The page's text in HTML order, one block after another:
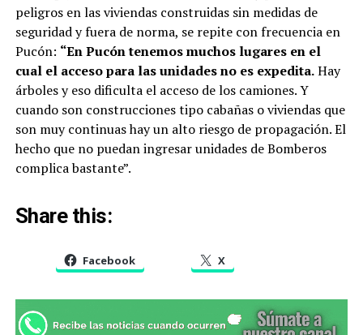
peligros en las viviendas construidas sin medidas de
seguridad y fuera de norma, se repite con frecuencia en
Pucón: “En Pucón tenemos muchos lugares en el
cual el acceso para las unidades no es expedita.Hay
árboles y eso dificulta el acceso de los camiones. Y
cuando son construcciones tipo cabañas o viviendas que
son muy continuas hay un alto riesgo de propagación. El
hecho que no puedan ingresar unidades de Bomberos
complica bastante”.
Share this:
Facebook X